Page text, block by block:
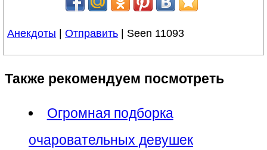
Анекдоты | Отправить | Seen 11093
Также рекомендуем посмотреть
Огромная подборка
очаровательных девушек